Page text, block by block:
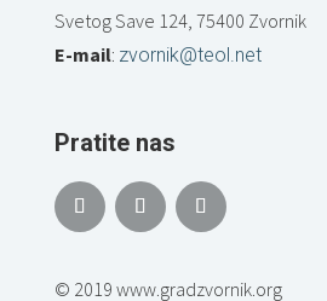
Svetog Save 124, 75400 Zvornik
E-mail: zvornik@teol.net
Pratite nas
© 2019 www.gradzvornik.org